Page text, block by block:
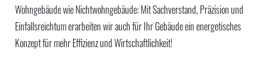
Wohngebäude wie Nichtwohngebäude: Mit Sachverstand, Präzision und
Einfallsreichtum erarbeiten wir auch für Ihr Gebäude ein energetisches
Konzept für mehr Effizienz und Wirtschaftlichkeit!